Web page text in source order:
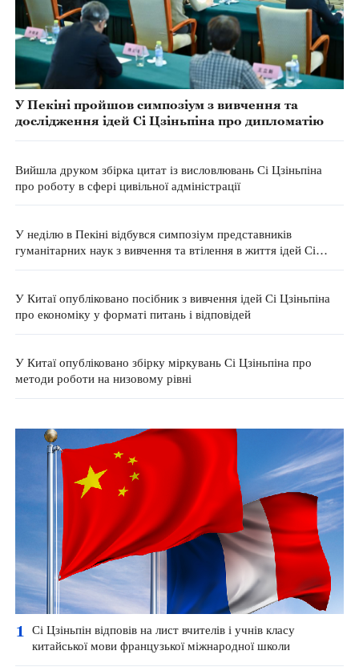
У Пекіні пройшов симпозіум з вивчення та
дослідження ідей Сі Цзіньпіна про дипломатію
Вийшла друком збірка цитат із висловлювань Сі Цзіньпіна
про роботу в сфері цивільної адміністрації
У неділю в Пекіні відбувся симпозіум представників
гуманітарних наук з вивчення та втілення в життя ідей Сі
У Китаї опубліковано посібник з вивчення ідей Сі Цзіньпіна
про економіку у форматі питань і відповідей
У Китаї опубліковано збірку міркувань Сі Цзіньпіна про
методи роботи на низовому рівні
1
Сі Цзіньпін відповів на лист вчителів і учнів класу
китайської мови французької міжнародної школи